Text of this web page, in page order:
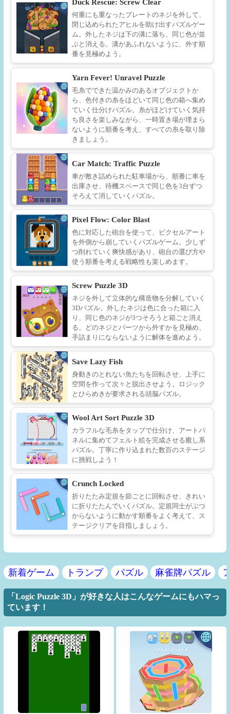
Duck Rescue: Screw Clear
何重にも重なったプレートのネジを外して、
閉じ込められたアヒルを助け出すパズルゲー
ム。外したネジは下の溝に落ち、同じ色が並
ぶと消える。溝があふれないように、外す順
番を見極めよう。
Yarn Fever! Unravel Puzzle
毛糸でできた温かみのあるオブジェクトか
ら、色付きの糸をほどいて同じ色の箱へ集め
ていく仕分けパズル。糸がほどけていく気持
ち良さを楽しみながら、一時置き場が埋まら
ないように順番を考え、すべての糸を取り除
きましょう。
Car Match: Traffic Puzzle
車が敷き詰められた駐車場から、順番に車を
出庫させ、待機スペースで同じ色を3台ずつ
そろえて消していくパズル。
Pixel Flow: Color Blast
色に対応した砲台を使って、ピクセルアート
を外側から崩していくパズルゲーム。少しず
つ削れていく爽快感があり、砲台の選び方や
使う順番を考える戦略性も楽しめます。
Screw Puzzle 3D
ネジを外して立体的な構造物を分解していく
3Dパズル。外したネジは色に合った箱に入
り、同じ色のネジが3つそろうと箱ごと消え
る。どのネジとパーツから外すかを見極め、
手詰まりにならないように解体を進めよう。
Save Lazy Fish
身動きのとれない魚たちを回転させ、上手に
空間を作って次々と脱出させよう。ロジック
とひらめきが要求される頭脳パズル。
Wool Art Sort Puzzle 3D
カラフルな毛糸をタップで仕分け、アートパ
ネルに集めてフェルト絵を完成させる癒し系
パズル。丁寧に作り込まれた数百のステージ
に挑戦しよう！
Crunch Locked
折りたたみ定規を節ごとに回転させ、きれい
に折りたたんでいくパズル。定規同士がぶつ
からないように動かす順番をよく考えて、ス
テージクリアを目指しましょう。
新着ゲーム トランプ パズル 麻雀牌パズル
「Logic Puzzle 3D」が好きな人はこんなゲームにもハマっ
ています！